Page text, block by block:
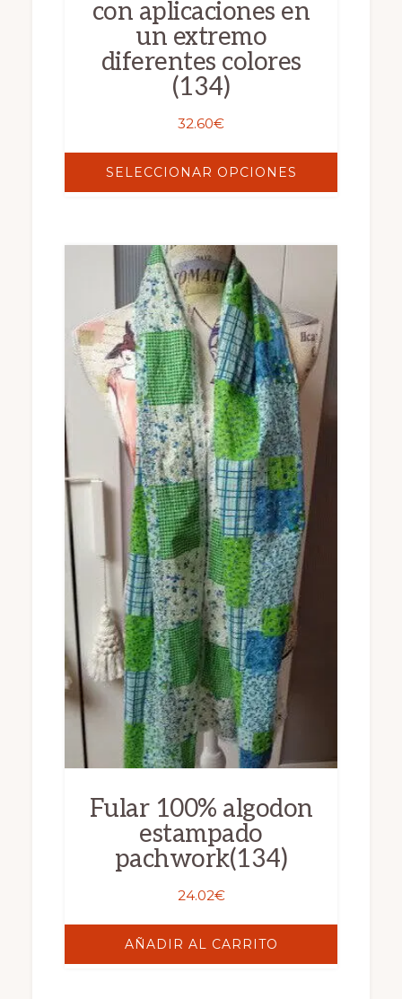
con aplicaciones en
un extremo
diferentes colores
(134)
32.60€
SELECCIONAR OPCIONES
Fular 100% algodon
estampado
pachwork(134)
24.02€
AÑADIR AL CARRITO